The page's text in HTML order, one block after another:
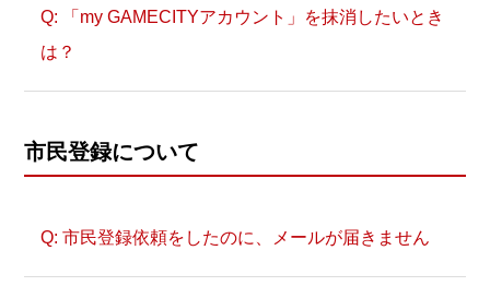
「my GAMECITYアカウント」を抹消したいとき
は？
市民登録について
市民登録依頼をしたのに、メールが届きません